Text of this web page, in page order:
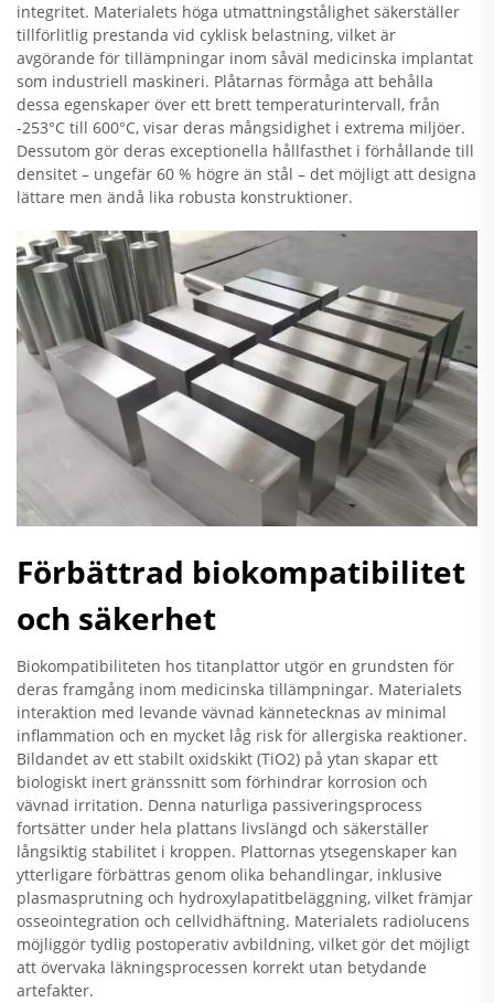
integritet. Materialets höga utmattningstålighet säkerställer
tillförlitlig prestanda vid cyklisk belastning, vilket är
avgörande för tillämpningar inom såväl medicinska implantat
som industriell maskineri. Plåtarnas förmåga att behålla
dessa egenskaper över ett brett temperaturintervall, från
-253°C till 600°C, visar deras mångsidighet i extrema miljöer.
Dessutom gör deras exceptionella hållfasthet i förhållande till
densitet – ungefär 60 % högre än stål – det möjligt att designa
lättare men ändå lika robusta konstruktioner.
Förbättrad biokompatibilitet
och säkerhet
Biokompatibiliteten hos titanplattor utgör en grundsten för
deras framgång inom medicinska tillämpningar. Materialets
interaktion med levande vävnad kännetecknas av minimal
inflammation och en mycket låg risk för allergiska reaktioner.
Bildandet av ett stabilt oxidskikt (TiO2) på ytan skapar ett
biologiskt inert gränssnitt som förhindrar korrosion och
vävnad irritation. Denna naturliga passiveringsprocess
fortsätter under hela plattans livslängd och säkerställer
långsiktig stabilitet i kroppen. Plattornas ytsegenskaper kan
ytterligare förbättras genom olika behandlingar, inklusive
plasmasprutning och hydroxylapatitbeläggning, vilket främjar
osseointegration och cellvidhäftning. Materialets radiolucens
möjliggör tydlig postoperativ avbildning, vilket gör det möjligt
att övervaka läkningsprocessen korrekt utan betydande
artefakter.